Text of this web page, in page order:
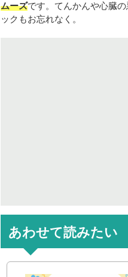
ムーズです。てんかんや心臓
ックもお忘れなく。
あわせて読みたい